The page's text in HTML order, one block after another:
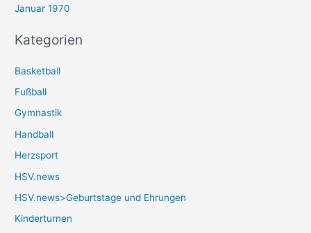
Januar 1970
Kategorien
Basketball
Fußball
Gymnastik
Handball
Herzsport
HSV.news
HSV.news>Geburtstage und Ehrungen
Kinderturnen